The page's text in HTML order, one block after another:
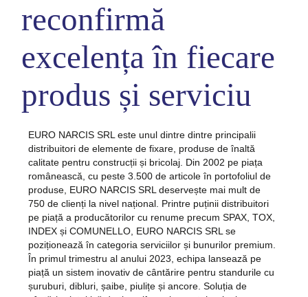
reconfirmă
excelența în fiecare
produs și serviciu
EURO NARCIS SRL este unul dintre dintre principalii
distribuitori de elemente de fixare, produse de înaltă
calitate pentru construcții și bricolaj. Din 2002 pe piața
românească, cu peste 3.500 de articole în portofoliul de
produse, EURO NARCIS SRL deservește mai mult de
750 de clienți la nivel național. Printre puținii distribuitori
pe piață a producătorilor cu renume precum SPAX, TOX,
INDEX și COMUNELLO, EURO NARCIS SRL se
poziționează în categoria serviciilor și bunurilor premium.
În primul trimestru al anului 2023, echipa lansează pe
piață un sistem inovativ de cântărire pentru standurile cu
șuruburi, dibluri, șaibe, piulițe și ancore. Soluția de